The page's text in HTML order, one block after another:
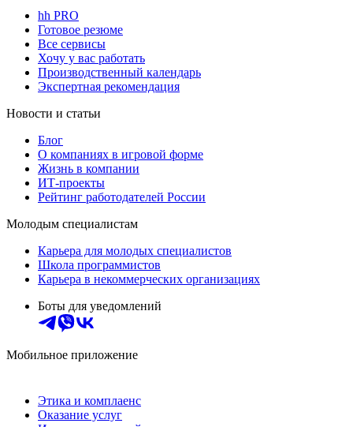
hh PRO
Готовое резюме
Все сервисы
Хочу у вас работать
Производственный календарь
Экспертная рекомендация
Новости и статьи
Блог
О компаниях в игровой форме
Жизнь в компании
ИТ-проекты
Рейтинг работодателей России
Молодым специалистам
Карьера для молодых специалистов
Школа программистов
Карьера в некоммерческих организациях
Боты для уведомлений
Мобильное приложение
Этика и комплаенс
Оказание услуг